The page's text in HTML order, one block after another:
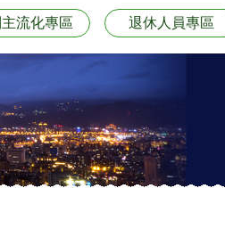
流化專區 退休人員專區